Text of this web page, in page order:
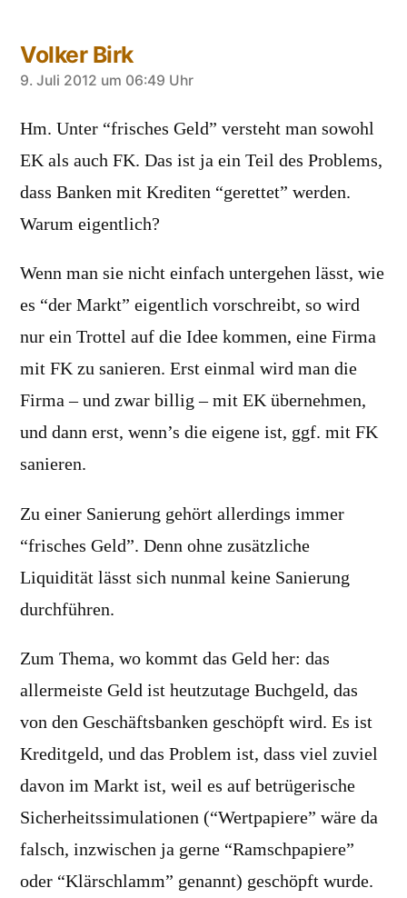
Volker Birk
sagt:
9. Juli 2012 um 06:49 Uhr
Hm. Unter “frisches Geld” versteht man sowohl
EK als auch FK. Das ist ja ein Teil des Problems,
dass Banken mit Krediten “gerettet” werden.
Warum eigentlich?
Wenn man sie nicht einfach untergehen lässt, wie
es “der Markt” eigentlich vorschreibt, so wird
nur ein Trottel auf die Idee kommen, eine Firma
mit FK zu sanieren. Erst einmal wird man die
Firma – und zwar billig – mit EK übernehmen,
und dann erst, wenn’s die eigene ist, ggf. mit FK
sanieren.
Zu einer Sanierung gehört allerdings immer
“frisches Geld”. Denn ohne zusätzliche
Liquidität lässt sich nunmal keine Sanierung
durchführen.
Zum Thema, wo kommt das Geld her: das
allermeiste Geld ist heutzutage Buchgeld, das
von den Geschäftsbanken geschöpft wird. Es ist
Kreditgeld, und das Problem ist, dass viel zuviel
davon im Markt ist, weil es auf betrügerische
Sicherheitssimulationen (“Wertpapiere” wäre da
falsch, inzwischen ja gerne “Ramschpapiere”
oder “Klärschlamm” genannt) geschöpft wurde.